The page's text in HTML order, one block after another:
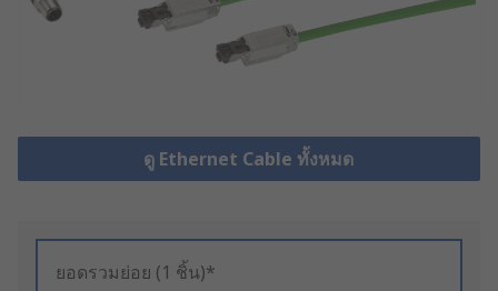
ดู Ethernet Cable ทั้งหมด
ยอดรวมย่อย (1 ชิ้น)*